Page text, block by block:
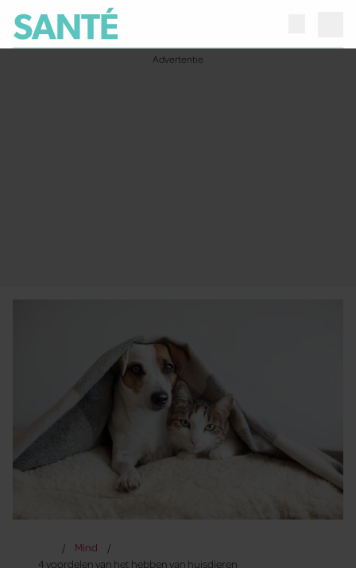
Mind
4 voordelen van het hebben van huisdieren